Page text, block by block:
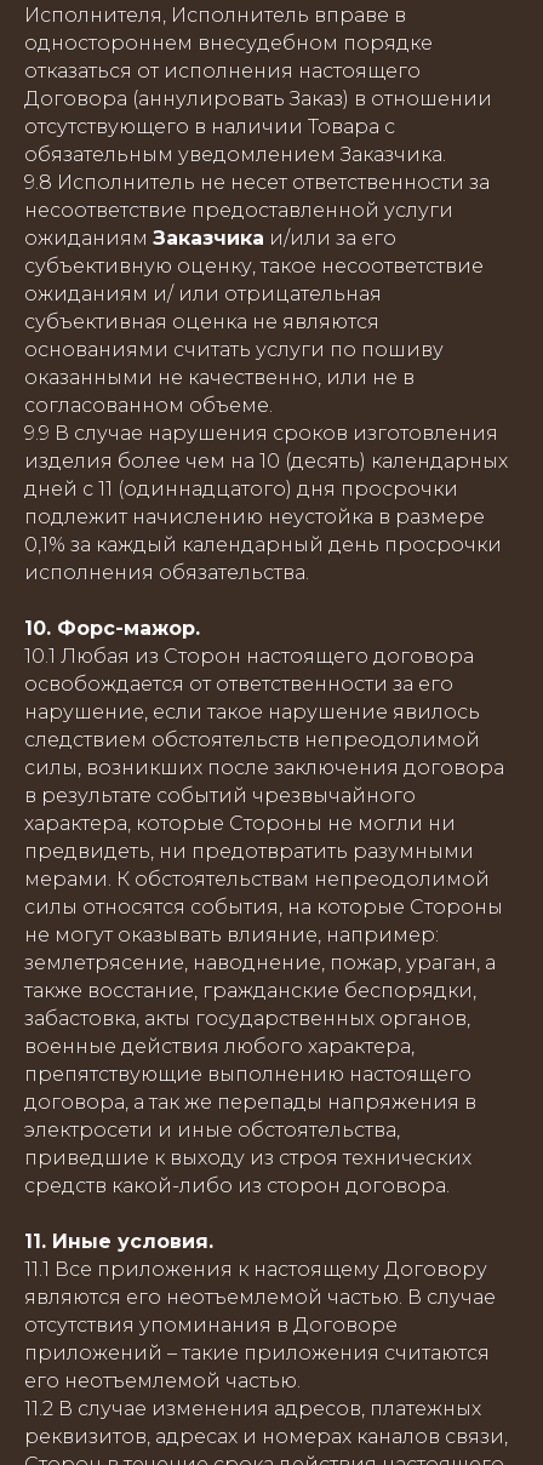
Исполнителя, Исполнитель вправе в
одностороннем внесудебном порядке
отказаться от исполнения настоящего
Договора (аннулировать Заказ) в отношении
отсутствующего в наличии Товара с
обязательным уведомлением Заказчика.
9.8 Исполнитель не несет ответственности за
несоответствие предоставленной услуги
ожиданиям Заказчика и/или за его
субъективную оценку, такое несоответствие
ожиданиям и/ или отрицательная
субъективная оценка не являются
основаниями считать услуги по пошиву
оказанными не качественно, или не в
согласованном объеме.
9.9 В случае нарушения сроков изготовления
изделия более чем на 10 (десять) календарных
дней с 11 (одиннадцатого) дня просрочки
подлежит начислению неустойка в размере
0,1% за каждый календарный день просрочки
исполнения обязательства.
10. Форс-мажор.
10.1 Любая из Сторон настоящего договора
освобождается от ответственности за его
нарушение, если такое нарушение явилось
следствием обстоятельств непреодолимой
силы, возникших после заключения договора
в результате событий чрезвычайного
характера, которые Стороны не могли ни
предвидеть, ни предотвратить разумными
мерами. К обстоятельствам непреодолимой
силы относятся события, на которые Стороны
не могут оказывать влияние, например:
землетрясение, наводнение, пожар, ураган, а
также восстание, гражданские беспорядки,
забастовка, акты государственных органов,
военные действия любого характера,
препятствующие выполнению настоящего
договора, а так же перепады напряжения в
электросети и иные обстоятельства,
приведшие к выходу из строя технических
средств какой-либо из сторон договора.
11. Иные условия.
11.1 Все приложения к настоящему Договору
являются его неотъемлемой частью. В случае
отсутствия упоминания в Договоре
приложений – такие приложения считаются
его неотъемлемой частью.
11.2 В случае изменения адресов, платежных
реквизитов, адресах и номерах каналов связи,